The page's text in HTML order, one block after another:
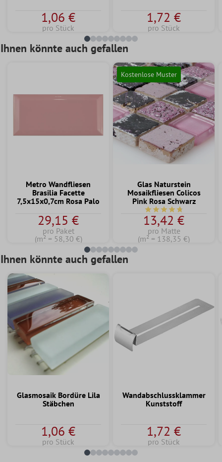
1,06 €
pro Stück
1,72 €
pro Stück
Ihnen könnte auch gefallen
Metro Wandfliesen
Brasilia Facette
7,5x15x0,7cm Rosa Palo
29,15 €
pro Paket
(m² = 58,30 €)
Kostenlose Muster
Glas Naturstein
Mosaikfliesen Colicos
Pink Rosa Schwarz
Durchschnittliche
13,42 €
pro Matte
(m² = 138,35 €)
Ihnen könnte auch gefallen
Glasmosaik Bordüre Lila
Stäbchen
1,06 €
pro Stück
Wandabschlussklammer
Kunststoff
1,72 €
pro Stück